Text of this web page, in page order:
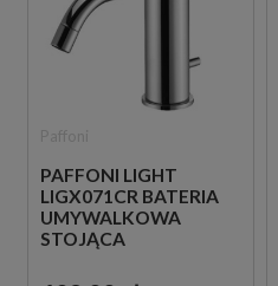
PAFFONI LIGHT
LIGX071CR BATERIA
UMYWALKOWA
STOJĄCA
CHROM